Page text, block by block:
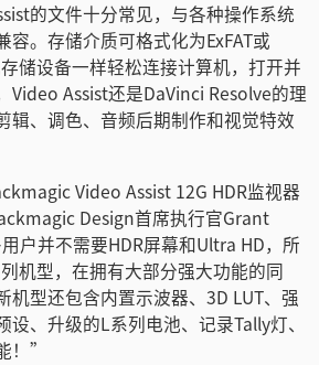
的文件十分常见，与各种操作系统
容。存储介质可格式化为ExFAT或
储设备一样轻松连接计算机，打开并
Video Assist还是DaVinci Resolve的理
辑、调色、音频后期制作和视觉特效
Video Assist 12G HDR监视器
Design首席执行官Grant
户并不需要HDR屏幕和Ultra HD，所
机型，在拥有大部分强大功能的同
机型还包含内置示波器、3D LUT、强
、升级的L系列电池、记录Tally灯、
！”